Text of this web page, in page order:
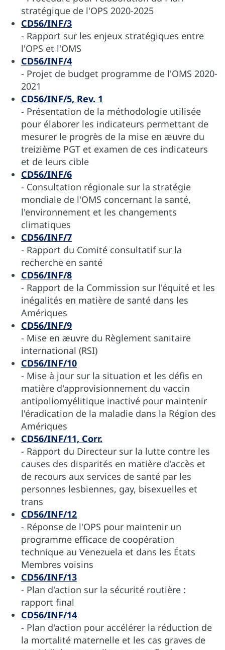
stratégique de l'OPS 2020-2025
CD56/INF/3
- Rapport sur les enjeux stratégiques entre
l'OPS et l'OMS
CD56/INF/4
- Projet de budget programme de l'OMS 2020-
2021
CD56/INF/5, Rev. 1
- Présentation de la méthodologie utilisée
pour élaborer les indicateurs permettant de
mesurer le progrès de la mise en æuvre du
treizième PGT et examen de ces indicateurs
et de leurs cible
CD56/INF/6
- Consultation régionale sur la stratégie
mondiale de l'OMS concernant la santé,
l'environnement et les changements
climatiques
CD56/INF/7
- Rapport du Comité consultatif sur la
recherche en santé
CD56/INF/8
- Rapport de la Commission sur l'équité et les
inégalités en matière de santé dans les
Amériques
CD56/INF/9
- Mise en æuvre du Règlement sanitaire
international (RSI)
CD56/INF/10
- Mise à jour sur la situation et les défis en
matière d'approvisionnement du vaccin
antipoliomyélitique inactivé pour maintenir
l'éradication de la maladie dans la Région des
Amériques
CD56/INF/11, Corr.
- Rapport du Directeur sur la lutte contre les
causes des disparités en matière d'accès et
de recours aux services de santé par les
personnes lesbiennes, gay, bisexuelles et
trans
CD56/INF/12
- Réponse de l'OPS pour maintenir un
programme efficace de coopération
technique au Venezuela et dans les États
Membres voisins
CD56/INF/13
- Plan d'action sur la sécurité routière :
rapport final
CD56/INF/14
- Plan d'action pour accélérer la réduction de
la mortalité maternelle et les cas graves de